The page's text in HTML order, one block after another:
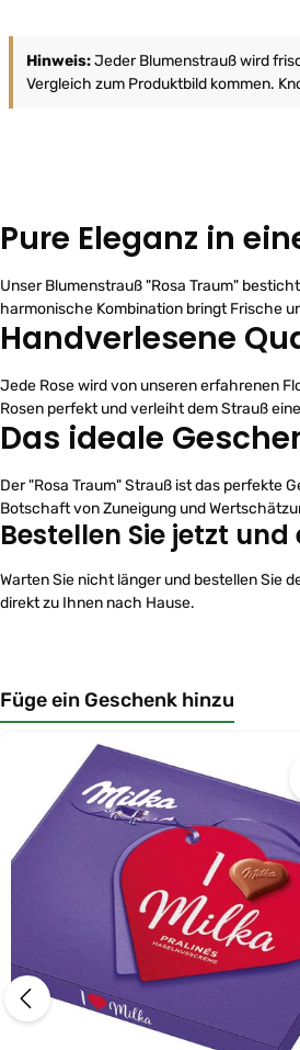
Hinweis:Jeder Blumenstrauß wird
Vergleich zum Produktbild kommen.
Pure Eleganz in
Unser Blumenstrauß "Rosa Traum"
harmonische Kombination bringt Frische
Handverlesene
Jede Rose wird von unseren erfahrenen
Rosen perfekt und verleiht dem Strauß
Das ideale
Der "Rosa Traum" Strauß ist das perfekte
Botschaft von Zuneigung und
Bestellen Sie jetzt
Warten Sie nicht länger und bestellen Sie
direkt zu Ihnen nach Hause.
Füge ein Geschenk hinzu
Produktgalerie überspringen